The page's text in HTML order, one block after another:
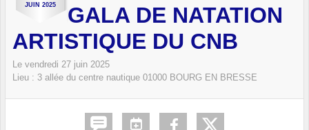
JUIN 2025
GALA DE NATATION
ARTISTIQUE DU CNB
Le vendredi 27 juin 2025
Lieu : 3 allée du centre nautique 01000 BOURG EN BRESSE